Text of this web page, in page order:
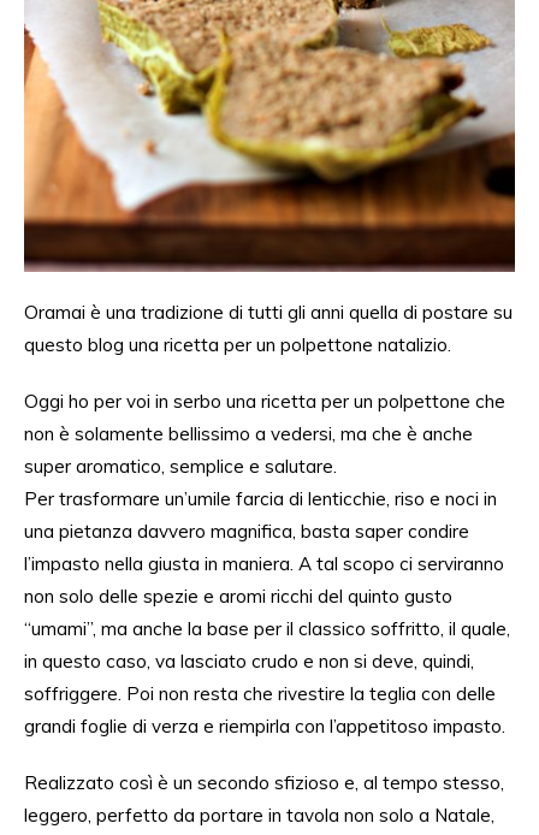
Oramai è una tradizione di tutti gli anni quella di postare su
questo blog una ricetta per un polpettone natalizio.
Oggi ho per voi in serbo una ricetta per un polpettone che
non è solamente bellissimo a vedersi, ma che è anche
super aromatico, semplice e salutare.
Per trasformare un’umile farcia di lenticchie, riso e noci in
una pietanza davvero magnifica, basta saper condire
l’impasto nella giusta in maniera. A tal scopo ci serviranno
non solo delle spezie e aromi ricchi del quinto gusto
“umami”, ma anche la base per il classico soffritto, il quale,
in questo caso, va lasciato crudo e non si deve, quindi,
soffriggere. Poi non resta che rivestire la teglia con delle
grandi foglie di verza e riempirla con l’appetitoso impasto.
Realizzato così è un secondo sfizioso e, al tempo stesso,
leggero, perfetto da portare in tavola non solo a Natale,